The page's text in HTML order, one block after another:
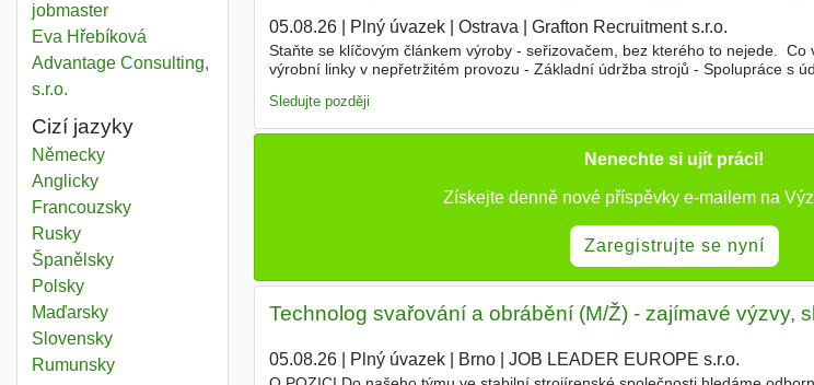
jobmaster
Eva Hřebíková
Advantage Consulting,
s.r.o.
Cizí jazyky
Německy
Anglicky
Francouzsky
Rusky
Španělsky
Polsky
Maďarsky
Slovensky
Rumunsky
05.08.26| Plný úvazek| Ostrava Grafton Recruitment s.r.o.
Staňte se klíčovým článkem výroby - seřizovačem, bez kterého to nejede.
výrobní linky v nepřetržitém provozu - Základní údržba strojů - Spolupráce s
Sledujte později
Nenechte si ujít práci!
Získejte denně nové příspěvky e-mailem na
Zaregistrujte se nyní
Technolog svařování a obrábění (M/Ž) - zajímavé výzvy,
05.08.26| Plný úvazek| Brno| JOB LEADER EUROPE s.r.o.